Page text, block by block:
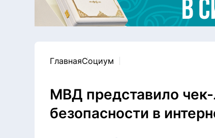
ГлавнаяСоциум
МВД представило
безопасности в